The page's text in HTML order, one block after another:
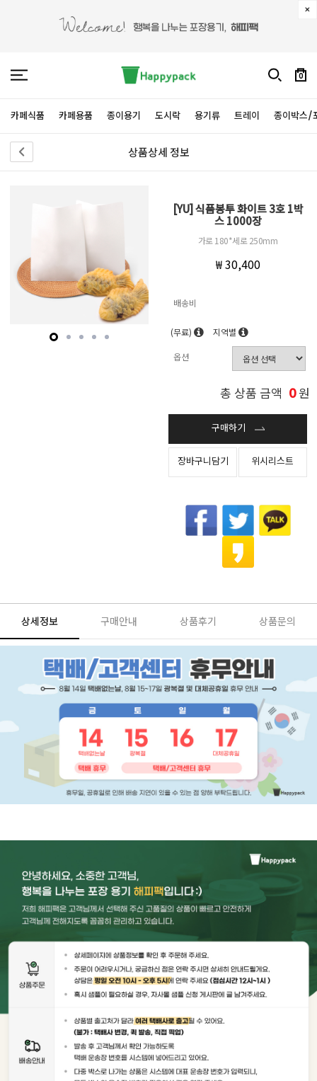
0
카페식품 카페용품 종이용기 도시락 용기류 트레이 종이박스/
상품상세 정보
[YU] 식품봉투 화이트 3호 1박
스 1000장
가로 180*세로 250mm
₩ 30,400
배송비
(무료) 지역별
옵션
총 상품 금액 0원
구매하기
장바구니담기 위시리스트
상세정보 구매안내 상품후기 상품문의